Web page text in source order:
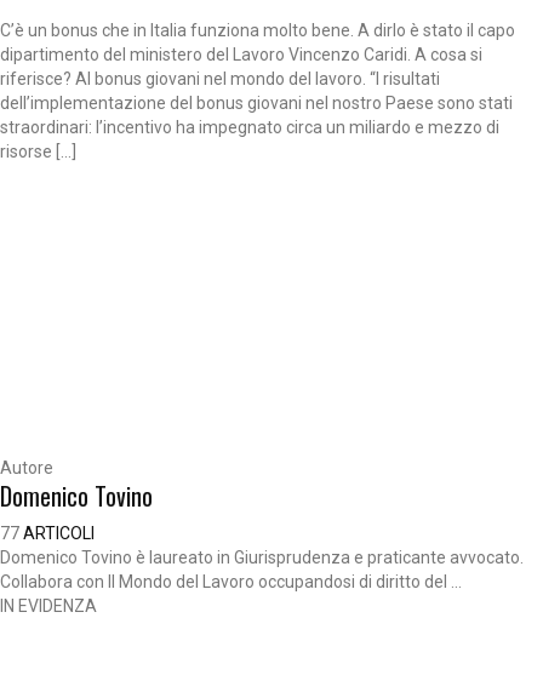
C’è un bonus che in Italia funziona molto bene. A dirlo è stato il capo
dipartimento del ministero del Lavoro Vincenzo Caridi. A cosa si
riferisce? Al bonus giovani nel mondo del lavoro. “I risultati
dell’implementazione del bonus giovani nel nostro Paese sono stati
straordinari: l’incentivo ha impegnato circa un miliardo e mezzo di
risorse […]
Autore
Domenico Tovino
77ARTICOLI
Domenico Tovino è laureato in Giurisprudenza e praticante avvocato.
Collabora con Il Mondo del Lavoro occupandosi di diritto del ...
IN EVIDENZA